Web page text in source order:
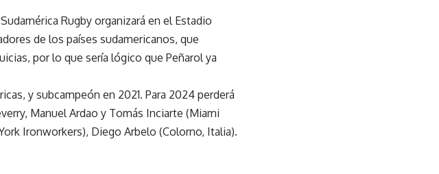
Rugby organizará en el Estadio
de los países sudamericanos, que
por lo que sería lógico que Peñarol ya
y subcampeón en 2021. Para 2024 perderá
Manuel Ardao y Tomás Inciarte (Miami
Ironworkers), Diego Arbelo (Colorno, Italia).